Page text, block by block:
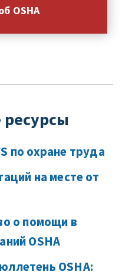
OSHA
по охране труда
на месте от
о помощи в
OSHA
OSHA: